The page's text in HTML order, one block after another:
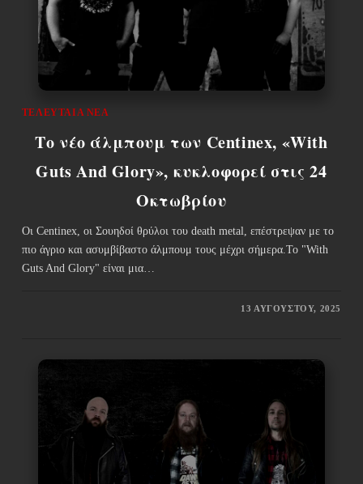
ΤΕΛΕΥΤΑΊΑ ΝΈΑ
Το νέο άλμπουμ των Centinex, «With
Guts And Glory», κυκλοφορεί στις 24
Οκτωβρίου
Οι Centinex, οι Σουηδοί θρύλοι του death metal, επέστρεψαν με το
πιο άγριο και ασυμβίβαστο άλμπουμ τους μέχρι σήμερα.Το "With
Guts And Glory" είναι μια…
13 ΑΥΓΟΎΣΤΟΥ, 2025